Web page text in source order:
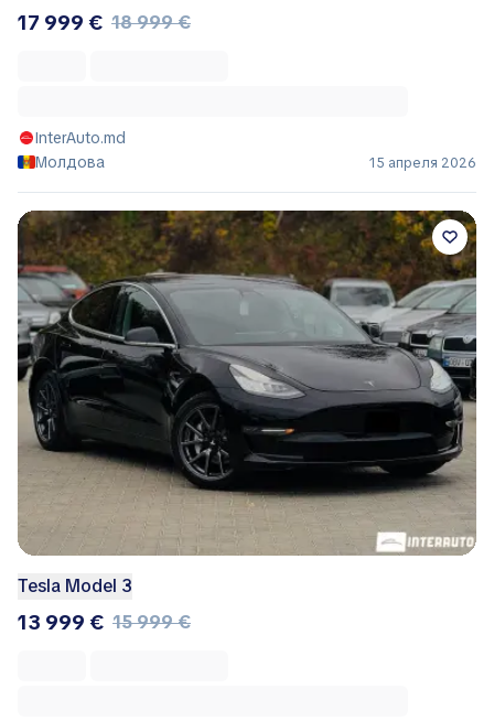
17 999 € 18 999 €
InterAuto.md
Молдова
15 апреля 2026
Tesla Model 3
13 999 € 15 999 €